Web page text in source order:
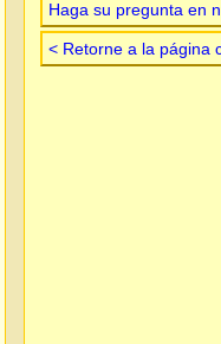
Haga su pregunta en
< Retorne a la página